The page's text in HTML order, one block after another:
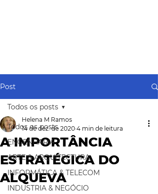
Post
Todos os posts
ENGENHARIA
ARTE & ARQUITECTURA
INFORMÁTICA & TELECOM
INDUSTRIA & NEGÓCIO
Todos os posts
A IMPORTÂNCIA
ESTRATÉGICA DO
ALQUEVA
Helena M Ramos
14 de dez. de 2020 4 min de leitura